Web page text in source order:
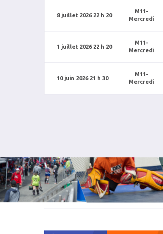
8 juillet 2026 22 h 20
M11-
Mercredi
1 juillet 2026 22 h 20
M11-
Mercredi
10 juin 2026 21 h 30
M11-
Mercredi